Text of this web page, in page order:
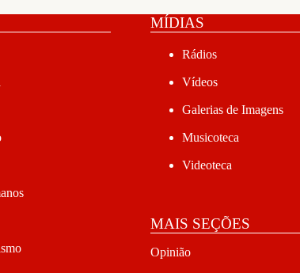
MÍDIAS
Rádios
Vídeos
Galerias de Imagens
Musicoteca
Videoteca
MAIS SEÇÕES
Opinião